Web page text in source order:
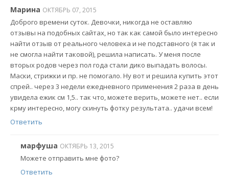
Марина ОКТЯБРЬ 07, 2015
Доброго времени суток. Девочки, никогда не оставляю
отзывы на подобных сайтах, но так как самой было интересно
найти отзыв от реального человека и не подставного (я так и
не смогла найти таковой), решила написать. У меня после
вторых родов через пол года стали дико выпадать волосы.
Маски, стрижки и пр. не помогало. Ну вот и решила купить этот
спрей.. через 3 недели ежедневного применения 2 раза в день
увидела ежик см 1,5.. так что, можете верить, можете нет.. если
крму интересно, могу скинуть фотку результата.. удачи всем!
Ответить
марфуша ОКТЯБРЬ 13, 2015
Можете отправить мне фото?
Ответить